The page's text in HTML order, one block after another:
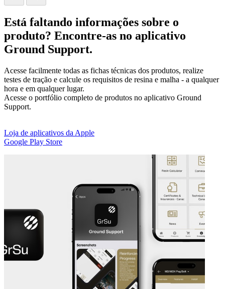
Está faltando informações sobre o
produto? Encontre-as no aplicativo
Ground Support.
Acesse facilmente todas as fichas técnicas dos produtos, realize
testes de tração e calcule os requisitos de resina e malha - a qualquer
hora e em qualquer lugar.
Acesse o portfólio completo de produtos no aplicativo Ground
Support.
Loja de aplicativos da Apple
Google Play Store